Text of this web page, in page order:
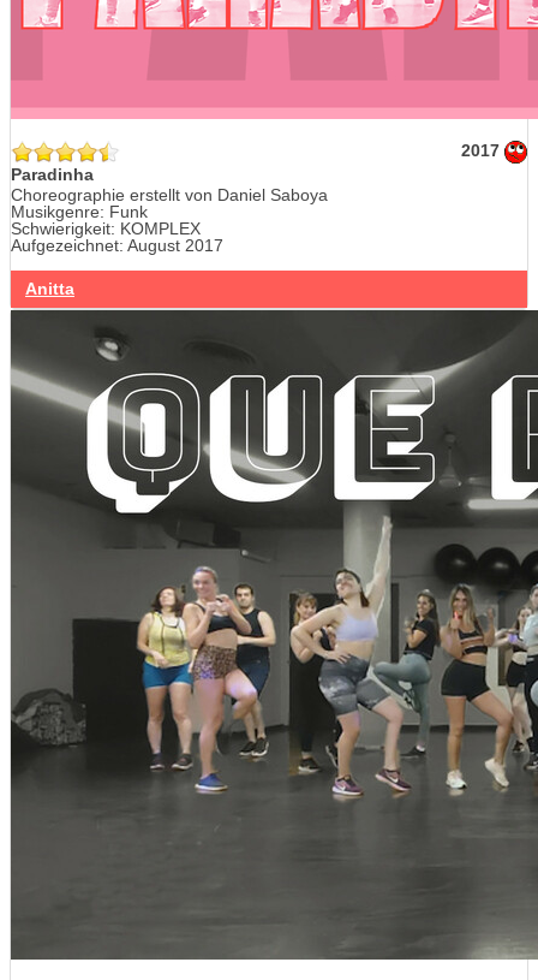
2017
Paradinha
Choreographie erstellt von Daniel Saboya
Musikgenre: Funk
Schwierigkeit: KOMPLEX
Aufgezeichnet: August 2017
Anitta